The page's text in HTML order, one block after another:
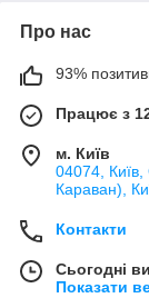
Про нас
93%
Працює з
м. Київ
04074,
Караван),
Контакти
Сьогодні
Показати